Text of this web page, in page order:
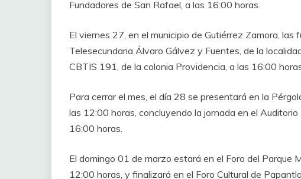
Fundadores de San Rafael, a las 16:00 horas.
El viernes 27, en el municipio de Gutiérrez Zamora, las
Telesecundaria Álvaro Gálvez y Fuentes, de la
CBTIS 191, de la colonia Providencia, a las 16:00
Para cerrar el mes, el día 28 se presentará en la
las 12:00 horas, concluyendo la jornada en el
16:00 horas.
El domingo 01 de marzo estará en el Foro del Parque
12:00 horas, y finalizará en el Foro Cultural de